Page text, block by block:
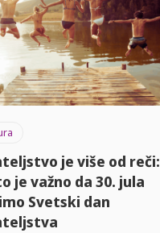
je više od reči:
je važno da 30. jula
Svetski dan